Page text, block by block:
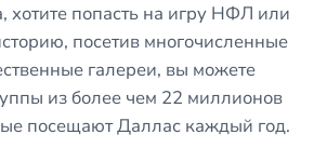
хотите попасть на игру НФЛ или
посетив многочисленные
галереи, вы можете
из более чем 22 миллионов
посещают Даллас каждый год.